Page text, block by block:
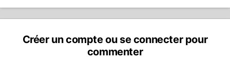
Créer un compte ou se connecter pour
commenter